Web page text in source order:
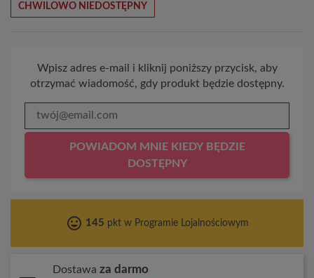
CHWILOWO NIEDOSTĘPNY
Wpisz adres e-mail i kliknij poniższy przycisk, aby
otrzymać wiadomość, gdy produkt będzie dostępny.
POWIADOM MNIE KIEDY BĘDZIE
DOSTĘPNY
tag_faces 145 pkt w Programie Lojalnościowym
Dostawa za darmo